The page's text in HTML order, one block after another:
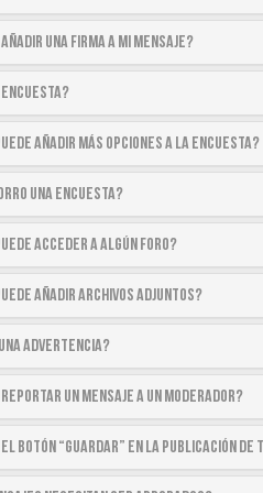
añadir una firma a mi mensaje?
encuesta?
añadir más opciones a la encuesta?
una encuesta?
acceder a algún foro?
añadir archivos adjuntos?
advertencia?
reportar un mensaje a un moderador?
botón “Guardar” en la publicación de